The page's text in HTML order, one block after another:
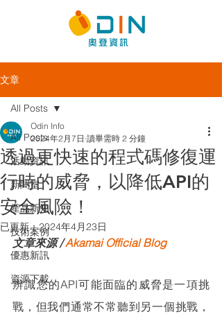
文章
All Posts
活動資訊
新聞室
產品新知
技術案例
優惠新訊
資源下載
All Posts
透過更快速的程式碼修復運
行時的威脅，以降低API的
安全風險！
Odin Info
2024年2月7日 讀畢需時 2 分鐘
已更新：2024年4月23日
文章來源 / Akamai Official Blog
辨識您的API可能面臨的威脅是一項挑
戰，但我們通常不常聽到另一個挑戰，